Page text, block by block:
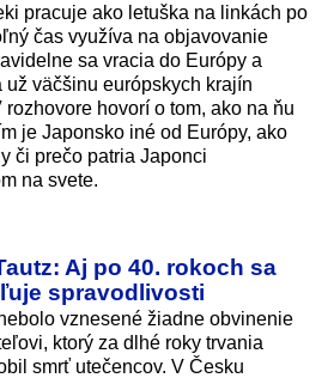
pracuje ako letuška na linkách po
čas využíva na objavovanie
sa vracia do Európy a
väčšinu európskych krajín
hovorí o tom, ako na ňu
je Japonsko iné od Európy, ako
či prečo patria Japonci
na svete.
Aj po 40. rokoch sa
spravodlivosti
vznesené žiadne obvinenie
ktorý za dlhé roky trvania
smrť utečencov. V Česku